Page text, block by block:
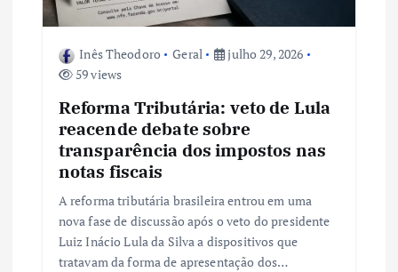
Inês Theodoro Geral
julho 29, 2026
59 views
Reforma Tributária: veto de Lula
reacende debate sobre
transparência dos impostos nas
notas fiscais
A reforma tributária brasileira entrou em uma
nova fase de discussão após o veto do presidente
Luiz Inácio Lula da Silva a dispositivos que
tratavam da forma de apresentação dos…